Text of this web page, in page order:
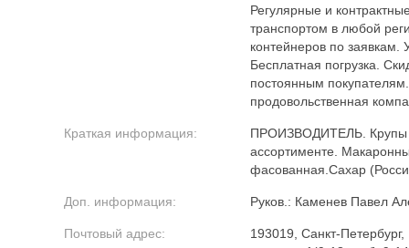
Регулярные и
транспортом в любой
контейнеров по
Бесплатная погрузка.
постоянным
продовольственная
Краткая информация:
ПРОИЗВОДИТЕЛЬ. Крупы
ассортименте.
фасованная.Сахар
Доп. информация: Руков.: Каменев Павел
Почтовый адрес:
193019, Санкт-